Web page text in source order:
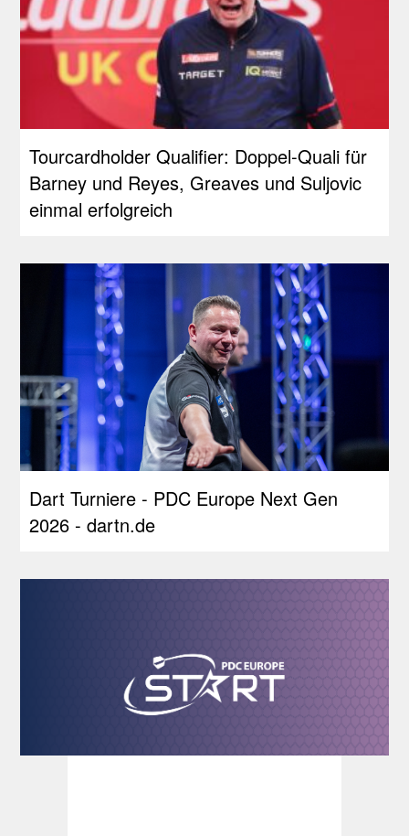
Tourcardholder Qualifier: Doppel-Quali für
Barney und Reyes, Greaves und Suljovic
einmal erfolgreich
Dart Turniere - PDC Europe Next Gen
2026 - dartn.de